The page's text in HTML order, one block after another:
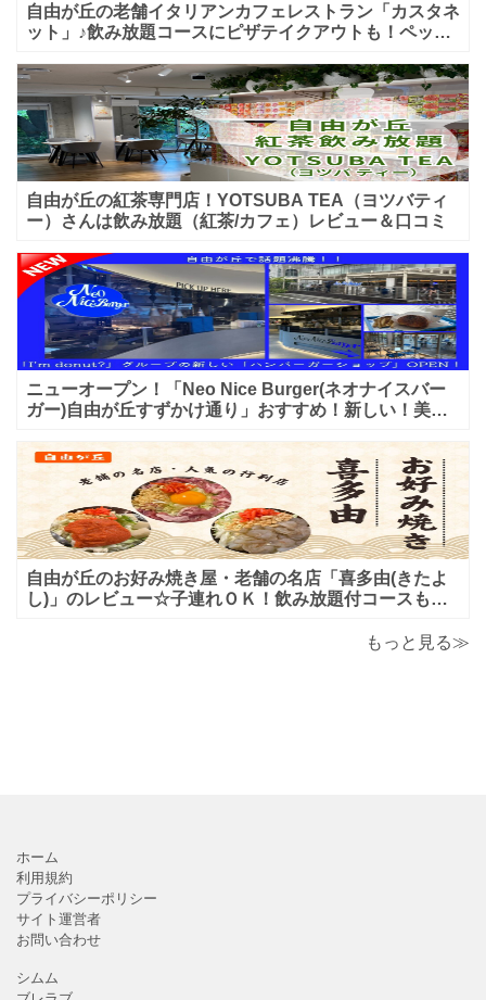
自由が丘の老舗イタリアンカフェレストラン「カスタネ
ット」♪飲み放題コースにピザテイクアウトも！ペット
自由が丘の紅茶専門店！YOTSUBA TEA（ヨツバティ
ー）さんは飲み放題（紅茶/カフェ）レビュー＆口コミ
ニューオープン！「Neo Nice Burger(ネオナイスバー
ガー)自由が丘すずかけ通り」おすすめ！新しい！美味
自由が丘のお好み焼き屋・老舗の名店「喜多由(きたよ
し)」のレビュー☆子連れＯＫ！飲み放題付コースも！
もっと見る≫
ホーム
利用規約
プライバシーポリシー
サイト運営者
お問い合わせ
シムム